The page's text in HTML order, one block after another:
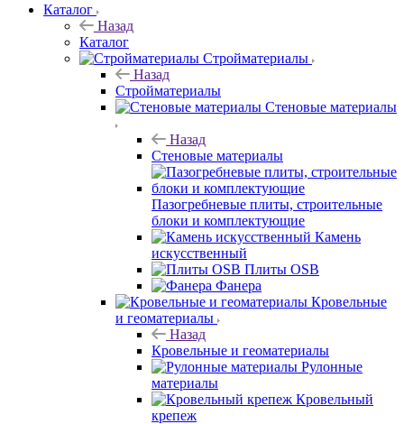
Каталог
Назад
Каталог
Стройматериалы
Назад
Стройматериалы
Стеновые материалы
Назад
Стеновые материалы
Пазогребневые плиты, строительные
блоки и комплектующие
Камень
искусственный
Плиты OSB
Фанера
Кровельные
и геоматериалы
Назад
Кровельные и геоматериалы
Рулонные
материалы
Кровельный
крепеж